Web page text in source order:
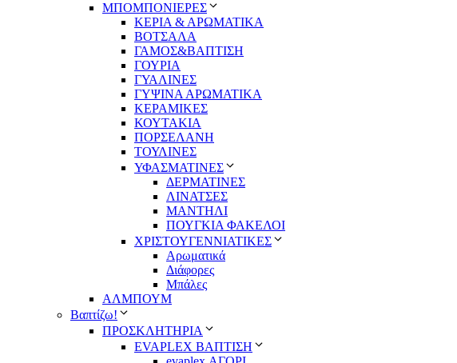
ΜΠΟΜΠΟΝΙΕΡΕΣ
ΚΕΡΙΑ & ΑΡΩΜΑΤΙΚΑ
ΒΟΤΣΑΛΑ
ΓΑΜΟΣ&ΒΑΠΤΙΣΗ
ΓΟΥΡΙΑ
ΓΥΑΛΙΝΕΣ
ΓΥΨΙΝΑ ΑΡΩΜΑΤΙΚΑ
ΚΕΡΑΜΙΚΕΣ
ΚΟΥΤΑΚΙΑ
ΠΟΡΣΕΛΑΝΗ
ΤΟΥΛΙΝΕΣ
ΥΦΑΣΜΑΤΙΝΕΣ
ΔΕΡΜΑΤΙΝΕΣ
ΛΙΝΑΤΣΕΣ
ΜΑΝΤΗΛΙ
ΠΟΥΓΚΙΑ ΦΑΚΕΛΟΙ
ΧΡΙΣΤΟΥΓΕΝΝΙΑΤΙΚΕΣ
Αρωματικά
Διάφορες
Μπάλες
ΑΛΜΠΟΥΜ
Βαπτίζω!
ΠΡΟΣΚΛΗΤΗΡΙΑ
EVAPLEX ΒΑΠΤΙΣΗ